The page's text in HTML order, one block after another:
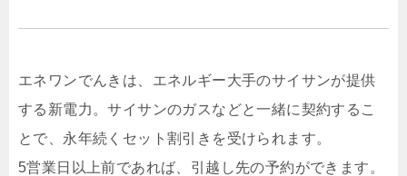
エネワンでんきは、エネルギー大手のサイサンが提供
する新電力。サイサンのガスなどと一緒に契約するこ
とで、永年続くセット割引きを受けられます。
5営業日以上前であれば、引越し先の予約ができます。